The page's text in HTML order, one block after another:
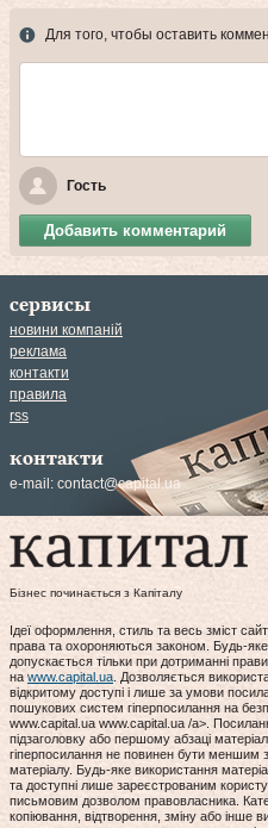
Для того, чтобы оставить
Гость
Добавить комментарий
сервисы
новини компаній
реклама
контакти
правила
rss
контакти
e-mail: contact@capital.ua
Бізнес починається з Капіталу
Ідеї оформлення, стиль та весь зміст
права та охороняються законом. Будь-яке
допускається тільки при дотриманні
на www.capital.ua. Дозволяється
відкритому доступі і лише за умови
пошукових систем гіперпосилання на
www.capital.ua www.capital.ua /a>.
підзаголовку або першому абзаці
гіперпосилання не повинен бути меншим
матеріалу. Будь-яке використання
та доступні лише зареєстрованим
письмовим дозволом правовласника.
копіювання, відтворення, зміну або інше